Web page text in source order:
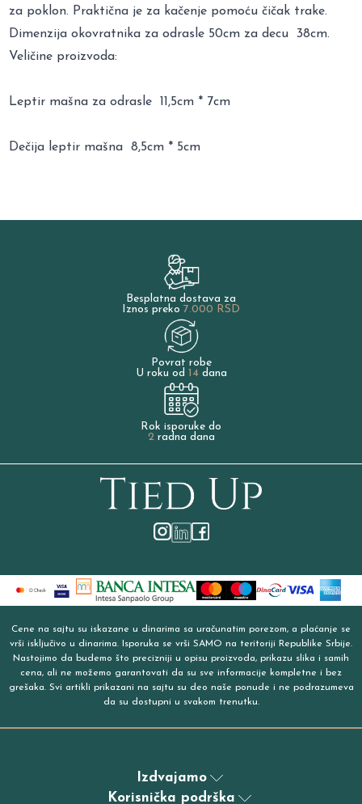
za poklon. Praktična je za kačenje pomoću čičak trake.
Dimenzija okovratnika za odrasle 50cm za decu 38cm.
Veličine proizvoda:
Leptir mašna za odrasle 11,5cm * 7cm
Dečija leptir mašna 8,5cm * 5cm
Besplatna dostava za
Iznos preko 7.000 RSD
Povrat robe
U roku od 14dana
Rok isporuke do
2radna dana
Cene na sajtu su iskazane u dinarima sa uračunatim porezom, a plaćanje se
vrši isključivo u dinarima. Isporuka se vrši SAMO na teritoriji Republike Srbije.
Nastojimo da budemo što precizniji u opisu proizvoda, prikazu slika i samih
cena, ali ne možemo garantovati da su sve informacije kompletne i bez
grešaka. Svi artikli prikazani na sajtu su deo naše ponude i ne podrazumeva
da su dostupni u svakom trenutku.
Izdvajamo
Korisnička podrška